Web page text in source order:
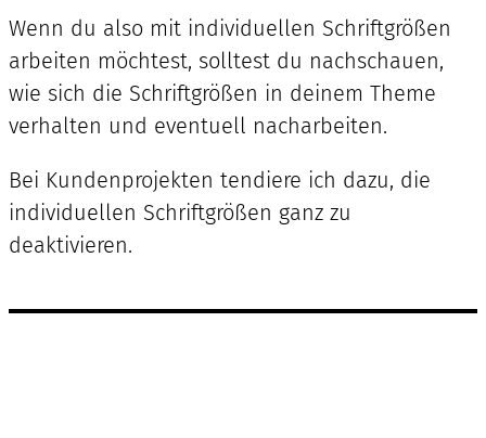
Wenn du also mit individuellen Schriftgrößen
arbeiten möchtest, solltest du nachschauen,
wie sich die Schriftgrößen in deinem Theme
verhalten und eventuell nacharbeiten.
Bei Kundenprojekten tendiere ich dazu, die
individuellen Schriftgrößen ganz zu
deaktivieren.